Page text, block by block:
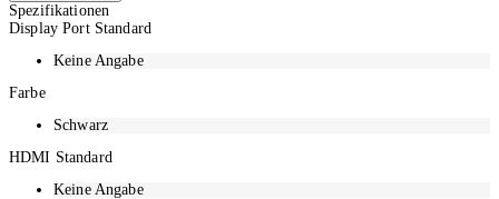
Dieses Kabel von Delock dient der Verbindung von Geräten der
und reduziert Störanfälligkeiten, was beispielsweise in der
Veranstaltungstechnik von besonderer Relevanz ist.
Spezifikationen
Display Port Standard
Keine Angabe
Farbe
Schwarz
HDMI Standard
Keine Angabe